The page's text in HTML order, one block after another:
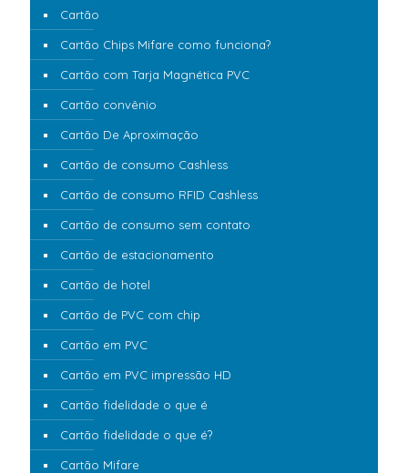
Cartão
Cartão Chips Mifare como funciona?
Cartão com Tarja Magnética PVC
Cartão convênio
Cartão De Aproximação
Cartão de consumo Cashless
Cartão de consumo RFID Cashless
Cartão de consumo sem contato
Cartão de estacionamento
Cartão de hotel
Cartão de PVC com chip
Cartão em PVC
Cartão em PVC impressão HD
Cartão fidelidade o que é
Cartão fidelidade o que é?
Cartão Mifare